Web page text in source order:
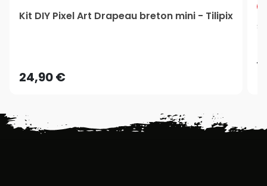
Kit DIY Pixel Art Drapeau breton mini - Tilipix
24,90 €